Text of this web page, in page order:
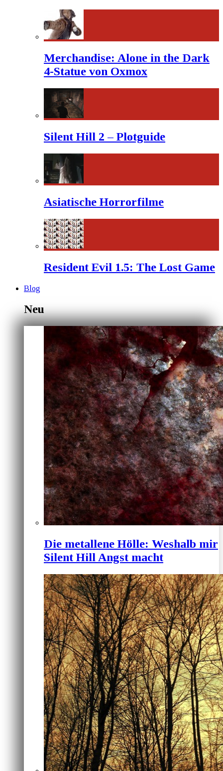
Merchandise: Alone in the Dark
4-Statue von Oxmox
Silent Hill 2 – Plotguide
Asiatische Horrorfilme
Resident Evil 1.5: The Lost Game
Blog
Neu
Die metallene Hölle: Weshalb mir
Silent Hill Angst macht